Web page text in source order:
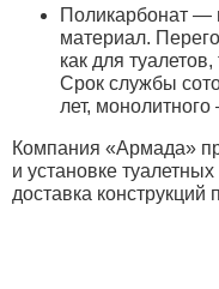
Поликарбонат —
материал.
как для
Срок службы
лет,
Компания «Армада»
и установке
доставка конструкций